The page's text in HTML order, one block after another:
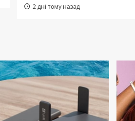
2 дні тому назад